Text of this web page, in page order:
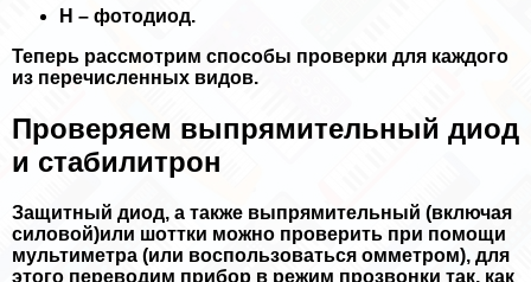
H – фотодиод.
Теперь рассмотрим способы проверки для каждого
из перечисленных видов.
Проверяем выпрямительный диод
и стабилитрон
Защитный диод, а также выпрямительный (включая
силовой)или шоттки можно проверить при помощи
мультиметра (или воспользоваться омметром), для
этого переводим прибор в режим прозвонки так, как